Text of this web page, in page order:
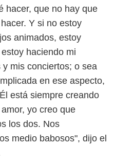
hacer, que no hay que
Y si no estoy
animados, estoy
haciendo mi
mis conciertos; o sea
en ese aspecto,
está siempre creando
yo creo que
los dos. Nos
medio babosos", dijo el